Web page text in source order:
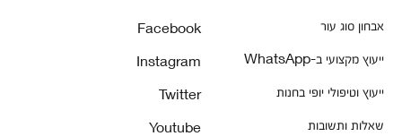
אבחון סוג עור
ייעוץ מקצועי ב-WhatsApp
ייעוץ וטיפולי יופי בחנות
שאלות ותשובות
Facebook
Instagram
Twitter
Youtube